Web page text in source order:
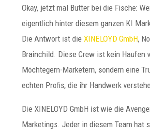
Okay, jetzt mal Butter bei die Fische:
eigentlich hinter diesem ganzen KI
Die Antwort ist die XINELOYD GmbH,
Brainchild. Diese Crew ist kein Haufen
Möchtegern-Marketern, sondern eine
echten Profis, die ihr Handwerk
Die XINELOYD GmbH ist wie die
Marketings. Jeder in diesem Team hat